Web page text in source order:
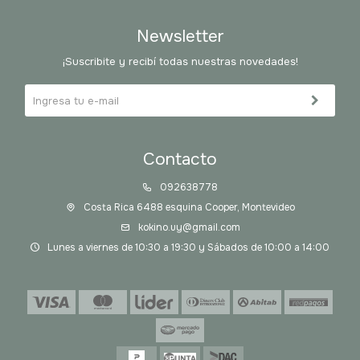
Contacto
092638778
Costa Rica 6488 esquina Cooper, Montevideo
kokino.uy@gmail.com
Lunes a viernes de 10:30 a 19:30 y Sábados de 10:00 a 14:00
Newsletter
¡Suscribite y recibí todas nuestras novedades!